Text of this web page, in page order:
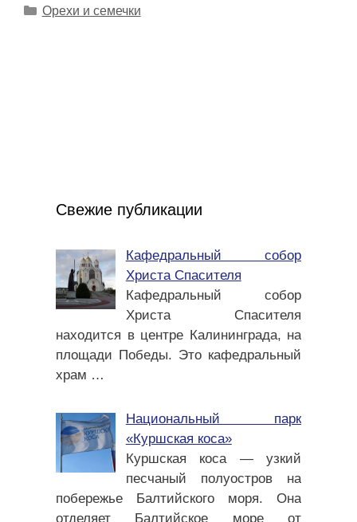
Рубрики
Орехи и семечки
Свежие публикации
Кафедральный собор
Христа Спасителя
Кафедральный собор
Христа Спасителя
находится в центре Калининграда, на
площади Победы. Это кафедральный
храм …
Национальный парк
«Куршская коса»
Куршская коса — узкий
песчаный полуостров на
побережье Балтийского моря. Она
отделяет Балтийское море от